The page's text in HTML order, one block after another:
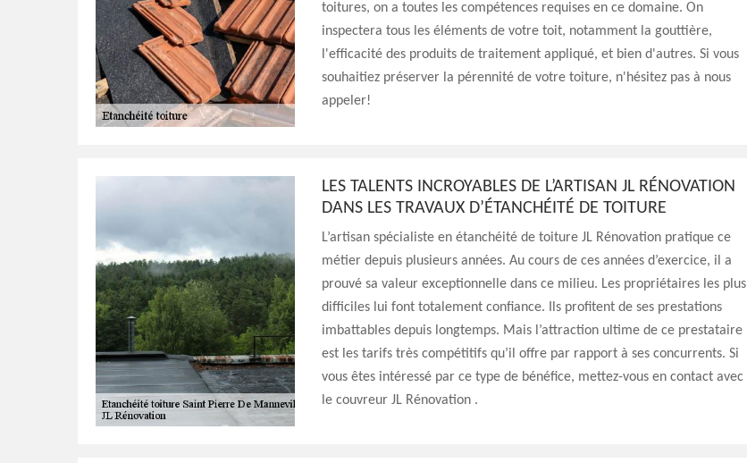
toitures, on a toutes les compétences requises en ce domaine. On
inspectera tous les éléments de votre toit, notamment la gouttière,
l'efficacité des produits de traitement appliqué, et bien d'autres. Si vous
souhaitiez préserver la pérennité de votre toiture, n'hésitez pas à nous
appeler!
LES TALENTS INCROYABLES DE L’ARTISAN JL RÉNOVATION
DANS LES TRAVAUX D’ÉTANCHÉITÉ DE TOITURE
L’artisan spécialiste en étanchéité de toiture JL Rénovation pratique ce
métier depuis plusieurs années. Au cours de ces années d’exercice, il a
prouvé sa valeur exceptionnelle dans ce milieu. Les propriétaires les plus
difficiles lui font totalement confiance. Ils profitent de ses prestations
imbattables depuis longtemps. Mais l’attraction ultime de ce prestataire
est les tarifs très compétitifs qu’il offre par rapport à ses concurrents. Si
vous êtes intéressé par ce type de bénéfice, mettez-vous en contact avec
le couvreur JL Rénovation .